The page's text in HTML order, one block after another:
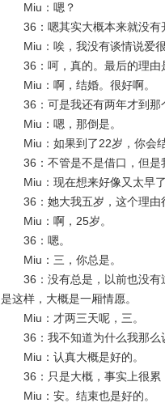
Miu：嗯？
36：嗯其实大概本来就没有
Miu：唉，我没有谈情说爱很
36：呵，真的。最后的理由
Miu：啊，结婚。很好啊。
36：可是我还有两年才到那
Miu：嗯，那倒是。
Miu：如果到了22岁，你会
36：不管是不是借口，但是
Miu：现在想来好像又太早了
36：她大我五岁，这个理由
Miu：啊，25岁。
36：嗯。
Miu：三，你总是。
36：没有总是，以前也没有
是这样，大概是一厢情愿。
Miu：才两三天呢，三。
36：我不知道为什么我那么
Miu：认真大概是好的。
36：只是大概，事实上很累
Miu：安。结束也是好的。